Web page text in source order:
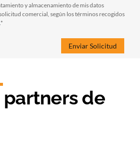
y almacenamiento de mis datos
comercial, según los términos recogidos
.*
partners de